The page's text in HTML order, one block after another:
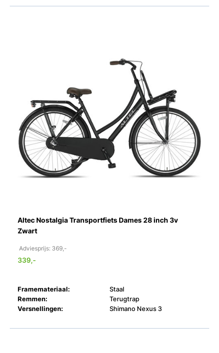
Altec Nostalgia Transportfiets Dames 28 inch 3v
Zwart
Adviesprijs: 369,-
339,-
Framemateriaal:
Staal
Remmen:
Terugtrap
Versnellingen:
Shimano Nexus 3